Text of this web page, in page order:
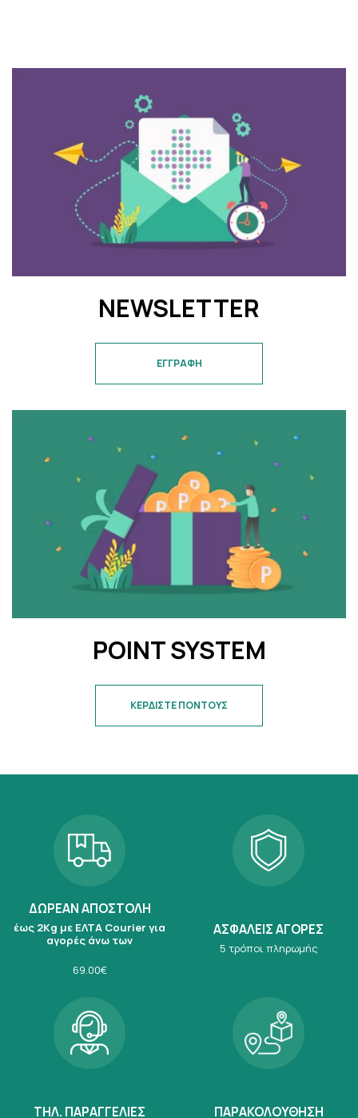
NEWSLETTER
ΕΓΓΡΑΦΗ
POINT SYSTEM
ΚΕΡΔΙΣΤΕ ΠΟΝΤΟΥΣ
ΔΩΡΕΑΝ ΑΠΟΣΤΟΛΗ
έως 2Kg με ΕΛΤΑ Courier για
αγορές άνω των
69.00€
ΑΣΦΑΛΕΙΣ ΑΓΟΡΕΣ
5 τρόποι πληρωμής
ΤΗΛ. ΠΑΡΑΓΓΕΛΙΕΣ ΠΑΡΑΚΟΛΟΥΘΗΣΗ